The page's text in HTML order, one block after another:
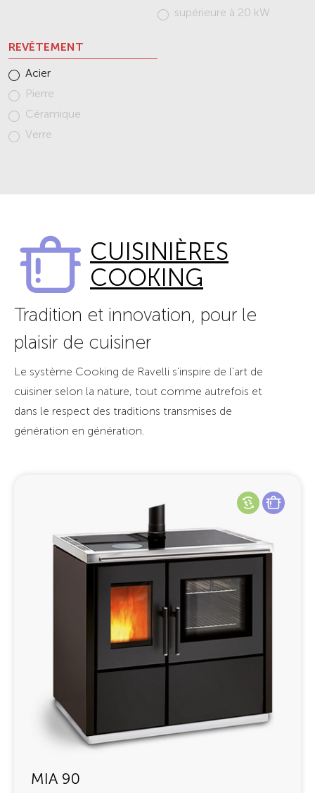
supérieure à 20 kW
REVÊTEMENT
Acier
Pierre
Céramique
Verre
CUISINIÈRES
COOKING
Tradition et innovation, pour le
plaisir de cuisiner
Le système Cooking de Ravelli s'inspire de l'art de
cuisiner selon la nature, tout comme autrefois et
dans le respect des traditions transmises de
génération en génération.
MIA 90